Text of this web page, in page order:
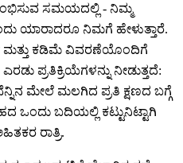
ಸಮಯದಲ್ಲಿ - ನಿಮ್ಮ
ಯಾರಾದರೂ ನಿಮಗೆ ಹೇಳುತ್ತಾರೆ.
ಮತ್ತು ಕಡಿಮೆ ವಿವರಣೆಯೊಂದಿಗೆ
ಪ್ರತಿಕ್ರಿಯೆಗಳನ್ನು ನೀಡುತ್ತದೆ:
ಮೇಲೆ ಮಲಗಿದ ಪ್ರತಿ ಕ್ಷಣದ ಬಗ್ಗೆ
ಒಂದು ಬದಿಯಲ್ಲಿ ಕಟ್ಟುನಿಟ್ಟಾಗಿ
ರಾತ್ರಿ.